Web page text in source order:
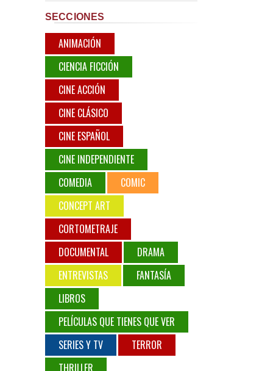
SECCIONES
ANIMACIÓN
CIENCIA FICCIÓN
CINE ACCIÓN
CINE CLÁSICO
CINE ESPAÑOL
CINE INDEPENDIENTE
COMEDIA
COMIC
CONCEPT ART
CORTOMETRAJE
DOCUMENTAL
DRAMA
ENTREVISTAS
FANTASÍA
LIBROS
PELÍCULAS QUE TIENES QUE VER
SERIES Y TV
TERROR
THRILLER